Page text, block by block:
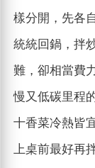
樣分開，先各
統統回鍋，拌
難，卻相當費
慢又低碳里程
十香菜冷熱皆
上桌前最好再